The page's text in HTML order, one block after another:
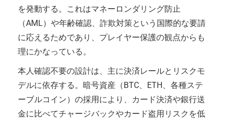
を発動する。これはマネーロンダリング防止
（AML）や年齢確認、詐欺対策という国際的な要請
に応えるためであり、プレイヤー保護の観点からも
理にかなっている。
本人確認不要の設計は、主に決済レールとリスクモ
デルに依存する。暗号資産（BTC、ETH、各種ステ
ーブルコイン）の採用により、カード決済や銀行送
金に比べてチャージバックやカード盗用リスクを低